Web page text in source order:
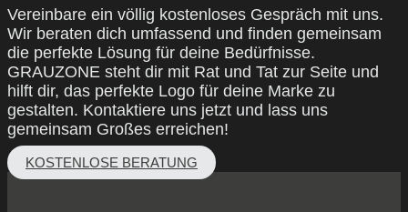
Vereinbare ein völlig kostenloses Gespräch mit uns.
Wir beraten dich umfassend und finden gemeinsam
die perfekte Lösung für deine Bedürfnisse.
GRAUZONE steht dir mit Rat und Tat zur Seite und
hilft dir, das perfekte Logo für deine Marke zu
gestalten. Kontaktiere uns jetzt und lass uns
gemeinsam Großes erreichen!
KOSTENLOSE BERATUNG